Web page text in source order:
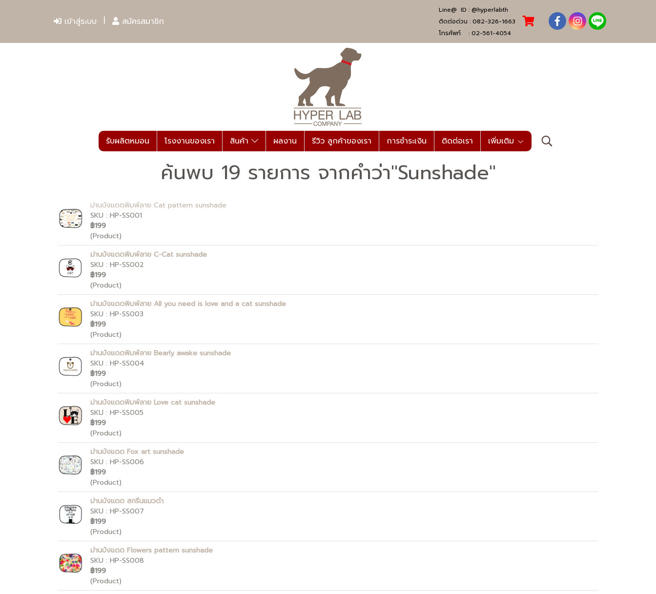
เข้าสู่ระบบ สมัครสมาชิก
Line@ ID : @hyperlabth
ติดต่อด่วน : 082-326-1663
โทรศัพท์ : 02-561-4054
รับผลิตหมอน โรงงานของเรา สินค้า ผลงาน รีวิว ลูกค้าของเรา การชำระเงิน ติดต่อเรา เพิ่มเติม
ค้นพบ 19 รายการ จากคำว่า"Sunshade"
ม่านบังแดดพิมพ์ลาย Cat pattern sunshade
SKU : HP-SS001
฿199
(Product)
ม่านบังแดดพิมพ์ลาย C-Cat sunshade
SKU : HP-SS002
฿199
(Product)
ม่านบังแดดพิมพ์ลาย All you need is love and a cat sunshade
SKU : HP-SS003
฿199
(Product)
ม่านบังแดดพิมพ์ลาย Bearly awake sunshade
SKU : HP-SS004
฿199
(Product)
ม่านบังแดดพิมพ์ลาย Love cat sunshade
SKU : HP-SS005
฿199
(Product)
ม่านบังแดด Fox art sunshade
SKU : HP-SS006
฿199
(Product)
ม่านบังแดด สกรีนแมวดำ
SKU : HP-SS007
฿199
(Product)
ม่านบังแดด Flowers pattern sunshade
SKU : HP-SS008
฿199
(Product)